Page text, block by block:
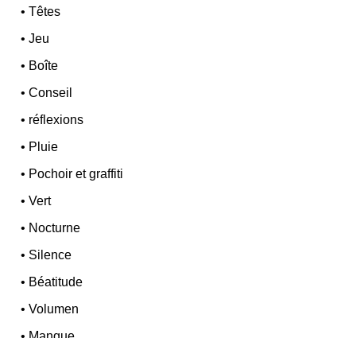
•Têtes
•Jeu
• Boîte
•Conseil
• réflexions
• Pluie
• Pochoir et graffiti
•Vert
• Nocturne
• Silence
• Béatitude
•Volumen